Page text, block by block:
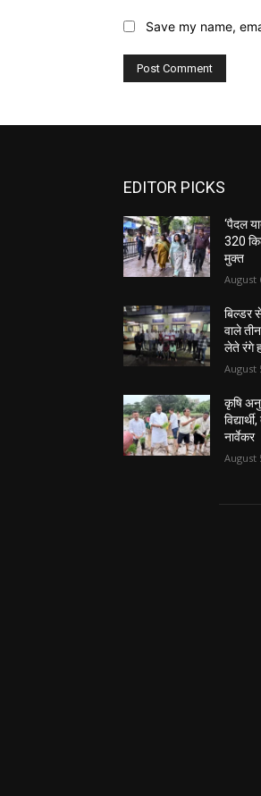
Save my name,
EDITOR PICKS
‘पैदल
320
मुक्त
August
बिल्डर
वाले
लेते रंगे
August
कृषि
नार्वेकर
August